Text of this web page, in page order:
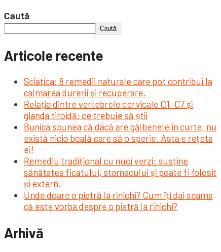
Caută
Caută
Articole recente
Sciatica: 8 remedii naturale care pot contribui la
calmarea durerii și recuperare.
Relația dintre vertebrele cervicale C1–C7 și
glanda tiroidă: ce trebuie să știi
Bunica spunea că dacă are gălbenele în curte, nu
există nicio boală care să o sperie. Asta e rețeta
ei!
Remediu tradițional cu nuci verzi: susține
sănătatea ficatului, stomacului și poate fi folosit
și extern.
Unde doare o piatră la rinichi? Cum îți dai seama
că este vorba despre o piatră la rinichi?
Arhivă